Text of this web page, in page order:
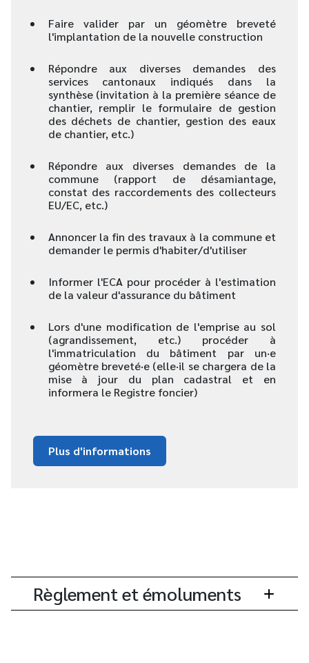
Faire valider par un géomètre breveté
l'implantation de la nouvelle construction
Répondre aux diverses demandes des
services cantonaux indiqués dans la
synthèse (invitation à la première séance de
chantier, remplir le formulaire de gestion
des déchets de chantier, gestion des eaux
de chantier, etc.)
Répondre aux diverses demandes de la
commune (rapport de désamiantage,
constat des raccordements des collecteurs
EU/EC, etc.)
Annoncer la fin des travaux à la commune et
demander le permis d'habiter/d'utiliser
Informer l'ECA pour procéder à l'estimation
de la valeur d'assurance du bâtiment
Lors d'une modification de l'emprise au sol
(agrandissement, etc.) procéder à
l'immatriculation du bâtiment par un·e
géomètre breveté·e (elle·il se chargera de la
mise à jour du plan cadastral et en
informera le Registre foncier)
Plus d'informations
Règlement et émoluments